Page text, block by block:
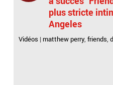
plus stricte
Angeles
Vidéos | matthew perry,friends,